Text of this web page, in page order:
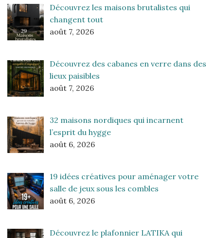
Découvrez les maisons brutalistes qui
changent tout
août 7, 2026
Découvrez des cabanes en verre dans des
lieux paisibles
août 7, 2026
32 maisons nordiques qui incarnent
l’esprit du hygge
août 6, 2026
19 idées créatives pour aménager votre
salle de jeux sous les combles
août 6, 2026
Découvrez le plafonnier LATIKA qui